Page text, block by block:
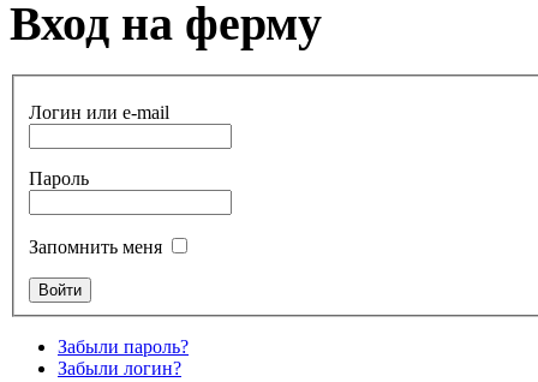
Вход на ферму
Логин или e-mail
Пароль
Запомнить меня
Забыли пароль?
Забыли логин?